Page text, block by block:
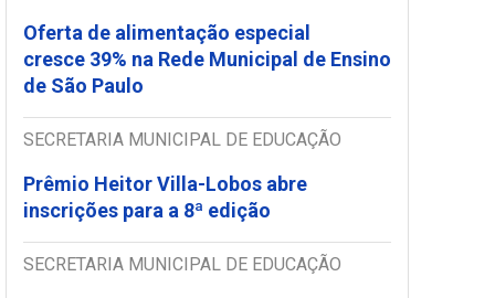
Oferta de alimentação especial
cresce 39% na Rede Municipal de Ensino
de São Paulo
SECRETARIA MUNICIPAL DE EDUCAÇÃO
Prêmio Heitor Villa-Lobos abre
inscrições para a 8ª edição
SECRETARIA MUNICIPAL DE EDUCAÇÃO